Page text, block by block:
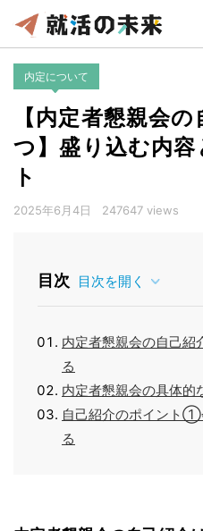
内定について
【内定者懇親会
つ】盛り込む内
ト
2025年6月4日 247647 views
目次 目次を開く
内定者懇親会の自己紹
る
内定者懇親会の具体的
自己紹介のポイント①
る